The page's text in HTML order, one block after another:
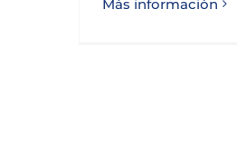
Más información